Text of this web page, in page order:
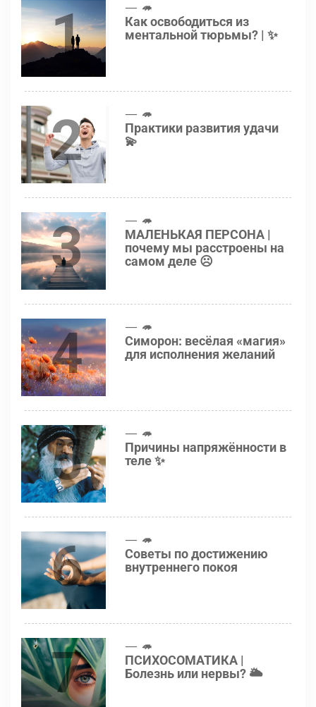
1 🦔
Как освободиться из
ментальной тюрьмы? | ✨
2 🦔
Практики развития удачи
💫
3 🦔
МАЛЕНЬКАЯ ПЕРСОНА |
почему мы расстроены на
самом деле ☹️
4 🦔
Симорон: весёлая «магия»
для исполнения желаний
5 🦔
Причины напряжённости в
теле ✨
6 🦔
Советы по достижению
внутреннего покоя
7 🦔
ПСИХОСОМАТИКА |
Болезнь или нервы? 🌥